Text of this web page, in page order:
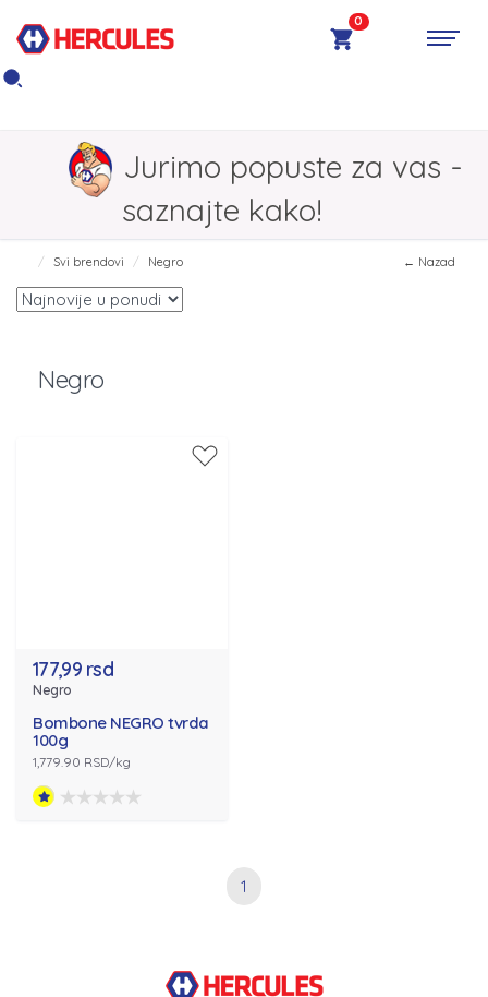
0
Jurimo popuste za vas -
saznajte kako!
Svi brendovi Negro ← Nazad
Negro
177,99 rsd
Negro
Bombone NEGRO tvrda
100g
1,779.90 RSD/kg
1